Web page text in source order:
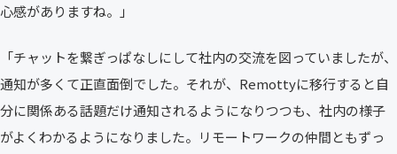
心感がありますね。」
「チャットを繋ぎっぱなしにして社内の交流を図っていましたが、
通知が多くて正直面倒でした。それが、Remottyに移行すると自
分に関係ある話題だけ通知されるようになりつつも、社内の様子
がよくわかるようになりました。リモートワークの仲間ともずっ